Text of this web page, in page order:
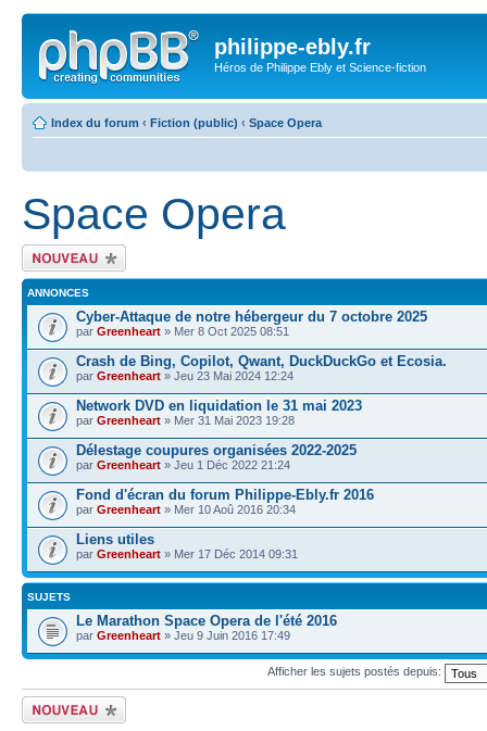
philippe-ebly.fr
Héros de Philippe Ebly et Science-fiction
Index du forum ‹ Fiction (public) ‹ Space Opera
Space Opera
Écrire un nouveau
sujet
ANNONCES
Cyber-Attaque de notre hébergeur du 7 octobre 2025
par Greenheart » Mer 8 Oct 2025 08:51
Crash de Bing, Copilot, Qwant, DuckDuckGo et Ecosia.
par Greenheart » Jeu 23 Mai 2024 12:24
Network DVD en liquidation le 31 mai 2023
par Greenheart » Mer 31 Mai 2023 19:28
Délestage coupures organisées 2022-2025
par Greenheart » Jeu 1 Déc 2022 21:24
Fond d'écran du forum Philippe-Ebly.fr 2016
par Greenheart » Mer 10 Aoû 2016 20:34
Liens utiles
par Greenheart » Mer 17 Déc 2014 09:31
SUJETS
Le Marathon Space Opera de l'été 2016
par Greenheart » Jeu 9 Juin 2016 17:49
Afficher les sujets postés depuis:
Écrire un nouveau
sujet